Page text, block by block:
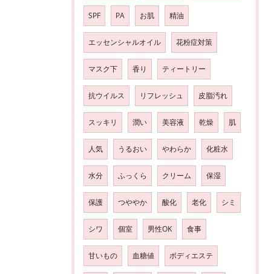
SPF PA お肌 精油
エッセンシャルオイル 花粉症対策
マスク下 香り ティートリー
抗ウイルス リフレッシュ 皮脂汚れ
スッキリ 潤い 美容液 乾燥 肌
人気 うるおい やわらか 化粧水
水分 ふっくら クリーム 保湿
保護 つややか 酸化 老化 シミ
シワ 個室 男性OK 食事
甘いもの 血糖値 ボディエステ